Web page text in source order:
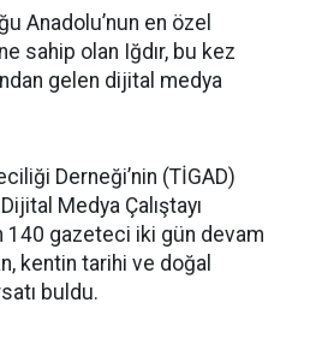
Anadolu’nun en özel
sahip olan Iğdır, bu kez
gelen dijital medya
Derneği’nin (TİGAD)
Medya Çalıştayı
gazeteci iki gün devam
kentin tarihi ve doğal
buldu.